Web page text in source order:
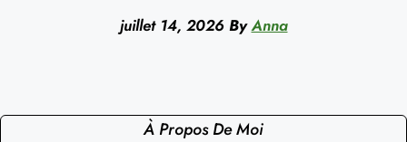
juillet 14, 2026 By Anna
À Propos De Moi